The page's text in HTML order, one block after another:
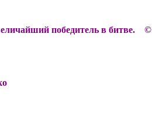
победитель в битве. ©